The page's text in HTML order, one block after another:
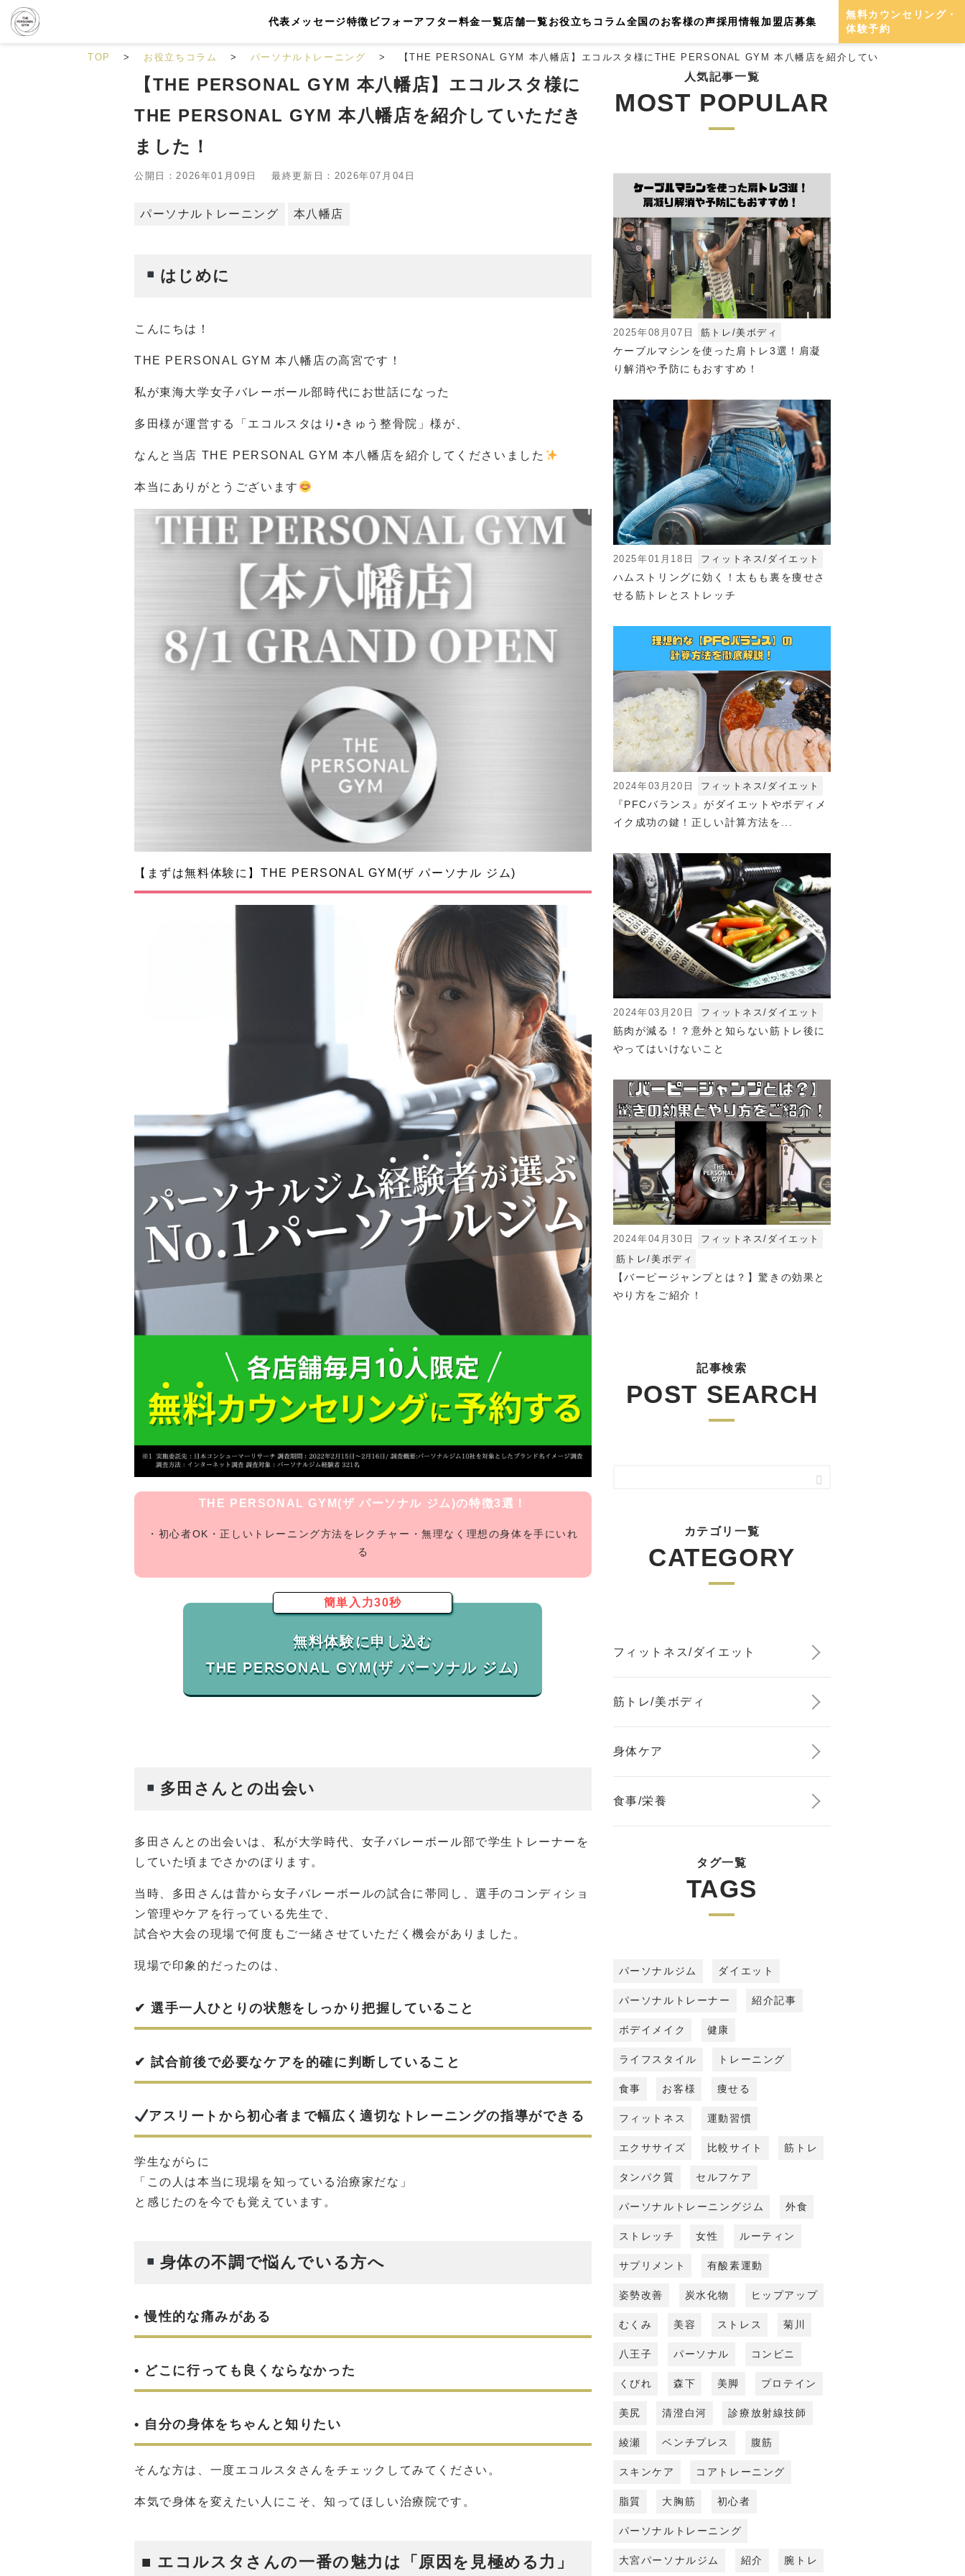
代表メッセージ特徴 ビフォーアフター料金一覧店舗一覧お役立ちコラム全国のお客様の声採用情報 加盟店募集
無料カウンセリング・
体験予約
TOP お役立ちコラム パーソナルトレーニング 【THE PERSONAL GYM 本八幡店】エコルスタ様にTHE PERSONAL GYM 本八幡店を紹介していただきました！
【THE PERSONAL GYM 本八幡店】エコルスタ様に
THE PERSONAL GYM 本八幡店を紹介していただき
ました！
公開日：2026年01月09日 最終更新日：2026年07月04日
パーソナルトレーニング 本八幡店
はじめに
こんにちは！
THE PERSONAL GYM 本八幡店の高宮です！
私が東海大学女子バレーボール部時代にお世話になった
多田様が運営する「エコルスタはり•きゅう整骨院」様が、
なんと当店 THE PERSONAL GYM 本八幡店を紹介してくださいました
本当にありがとうございます
【まずは無料体験に】THE PERSONAL GYM(ザ パーソナル ジム)
THE PERSONAL GYM(ザ パーソナル ジム)の特徴3選！
・初心者OK・正しいトレーニング方法をレクチャー・無理なく理想の身体を手にいれ
る
簡単入力30秒
無料体験に申し込む
多田さんとの出会い
多田さんとの出会いは、私が大学時代、女子バレーボール部で学生トレーナーを
していた頃までさかのぼります。
当時、多田さんは昔から女子バレーボールの試合に帯同し、選手のコンディショ
ン管理やケアを行っている先生で、
試合や大会の現場で何度もご一緒させていただく機会がありました。
現場で印象的だったのは、
✔ 選手一人ひとりの状態をしっかり把握していること
✔ 試合前後で必要なケアを的確に判断していること
アスリートから初心者まで幅広く適切なトレーニングの指導ができる
学生ながらに
「この人は本当に現場を知っている治療家だな」
と感じたのを今でも覚えています。
身体の不調で悩んでいる方へ
• 慢性的な痛みがある
• どこに行っても良くならなかった
• 自分の身体をちゃんと知りたい
そんな方は、一度エコルスタさんをチェックしてみてください。
本気で身体を変えたい人にこそ、知ってほしい治療院です。
■ エコルスタさんの一番の魅力は「原因を見極める力」
人気記事一覧
MOST POPULAR
2025年08月07日 筋トレ/美ボディ
ケーブルマシンを使った肩トレ3選！肩凝
り解消や予防にもおすすめ！
2025年01月18日 フィットネス/ダイエット
ハムストリングに効く！太もも裏を痩せさ
せる筋トレとストレッチ
2024年03月20日 フィットネス/ダイエット
『PFCバランス』がダイエットやボディメ
イク成功の鍵！正しい計算方法を...
2024年03月20日 フィットネス/ダイエット
筋肉が減る！？意外と知らない筋トレ後に
やってはいけないこと
2024年04月30日
フィットネス/ダイエット
筋トレ/美ボディ
【バーピージャンプとは？】驚きの効果と
やり方をご紹介！
記事検索
POST SEARCH
カテゴリ一覧
CATEGORY
フィットネス/ダイエット
筋トレ/美ボディ
身体ケア
食事/栄養
タグ一覧
TAGS
パーソナルジム ダイエット
パーソナルトレーナー 紹介記事
ボデイメイク 健康
ライフスタイル トレーニング
食事 お客様 痩せる
フィットネス 運動習慣
エクササイズ 比較サイト 筋トレ
タンパク質 セルフケア
パーソナルトレーニングジム 外食
ストレッチ 女性 ルーティン
サプリメント 有酸素運動
姿勢改善 炭水化物 ヒップアップ
むくみ 美容 ストレス 菊川
八王子 パーソナル コンビニ
くびれ 森下 美脚 プロテイン
美尻 清澄白河 診療放射線技師
綾瀬 ベンチプレス 腹筋
スキンケア コアトレーニング
脂質 大胸筋 初心者
パーソナルトレーニング
大宮パーソナルジム 紹介 腕トレ